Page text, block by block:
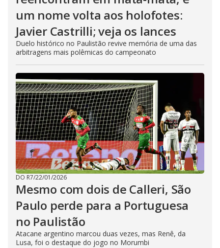
um nome volta aos holofotes:
Javier Castrilli; veja os lances
Duelo histórico no Paulistão revive memória de uma das
arbitragens mais polêmicas do campeonato
DO R7/22/01/2026
Mesmo com dois de Calleri, São
Paulo perde para a Portuguesa
no Paulistão
Atacane argentino marcou duas vezes, mas Renê, da
Lusa, foi o destaque do jogo no Morumbi